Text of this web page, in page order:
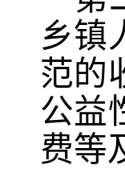
乡镇
范的
公益
费等